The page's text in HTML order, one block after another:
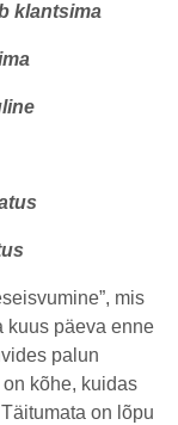
klantsima
mis
kuus päeva enne
palun
kõhe, kuidas
on lõpu